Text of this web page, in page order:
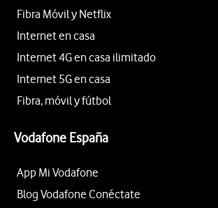
Fibra Móvil y Netflix
Internet en casa
Internet 4G en casa ilimitado
Internet 5G en casa
Fibra, móvil y fútbol
Vodafone España
App Mi Vodafone
Blog Vodafone Conéctate